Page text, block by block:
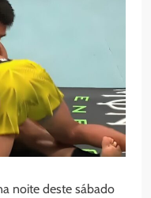
noite deste sábado